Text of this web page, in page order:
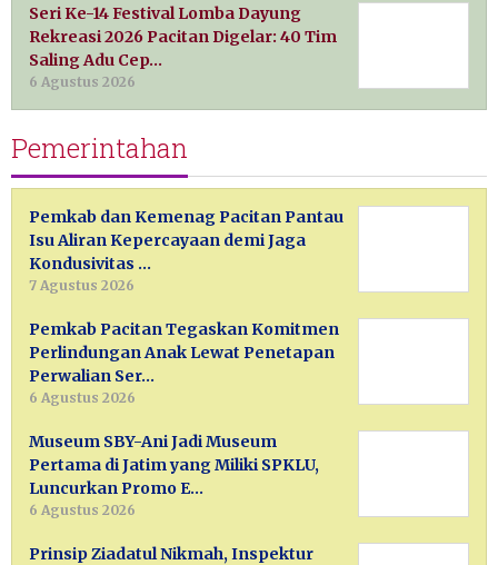
Seri Ke-14 Festival Lomba Dayung
Rekreasi 2026 Pacitan Digelar: 40 Tim
Saling Adu Cep…
6 Agustus 2026
Pemerintahan
Pemkab dan Kemenag Pacitan Pantau
Isu Aliran Kepercayaan demi Jaga
Kondusivitas …
7 Agustus 2026
Pemkab Pacitan Tegaskan Komitmen
Perlindungan Anak Lewat Penetapan
Perwalian Ser…
6 Agustus 2026
Museum SBY-Ani Jadi Museum
Pertama di Jatim yang Miliki SPKLU,
Luncurkan Promo E…
6 Agustus 2026
Prinsip Ziadatul Nikmah, Inspektur